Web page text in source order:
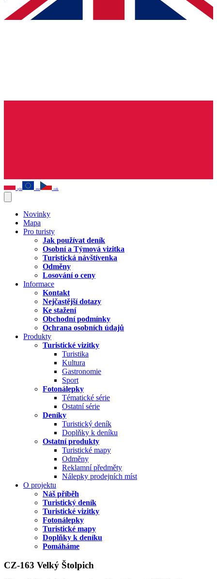
pln eur czk
Novinky
Mapa
Pro turisty
Jak používat deník
Osobní a Týmová vizitka
Turistická návštívenka
Odměny
Losování o ceny
Informace
Kontakt
Nejčastější dotazy
Ke stažení
Obchodní podmínky
Ochrana osobních údajů
Produkty
Turistické vizitky
Turistika
Kultura
Gastronomie
Sport
Fotonálepky
Tématické série
Ostatní série
Deníky
Turistický deník
Doplňky k deníku
Ostatní produkty
Turistické mapy
Odměny
Reklamní předměty
Nálepky prodejních míst
O projektu
Náš příběh
Turistický deník
Turistické vizitky
Fotonálepky
Turistické mapy
Doplňky k deníku
Pomáháme
CZ-163 Velký Štolpich